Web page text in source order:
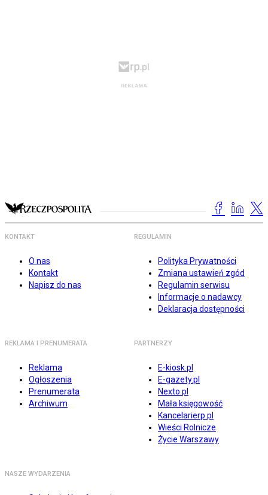
KONTAKT
O nas
Kontakt
Napisz do nas
REGULAMIN
Polityka Prywatności
Zmiana ustawień zgód
Regulamin serwisu
Informacje o nadawcy
Deklaracja dostępności
REKLAMA I PRENUMERATA
Reklama
Ogłoszenia
Prenumerata
Archiwum
PARTNERZY
E-kiosk.pl
E-gazety.pl
Nexto.pl
Mała księgowość
Kancelarierp.pl
Wieści Rolnicze
Życie Warszawy
NASZE WYDARZENIA